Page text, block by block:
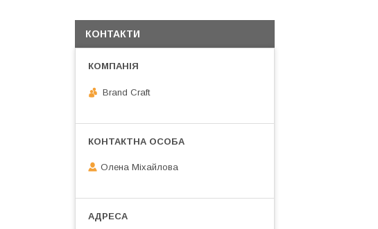
КОНТАКТИ
Brand Craft
Олена Міхайлова